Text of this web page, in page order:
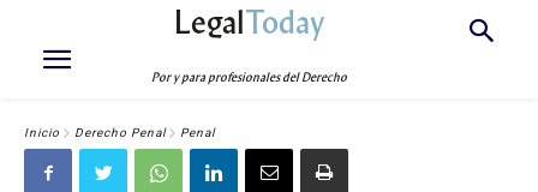
LegalToday
Por y para profesionales del Derecho
Inicio Derecho Penal Penal